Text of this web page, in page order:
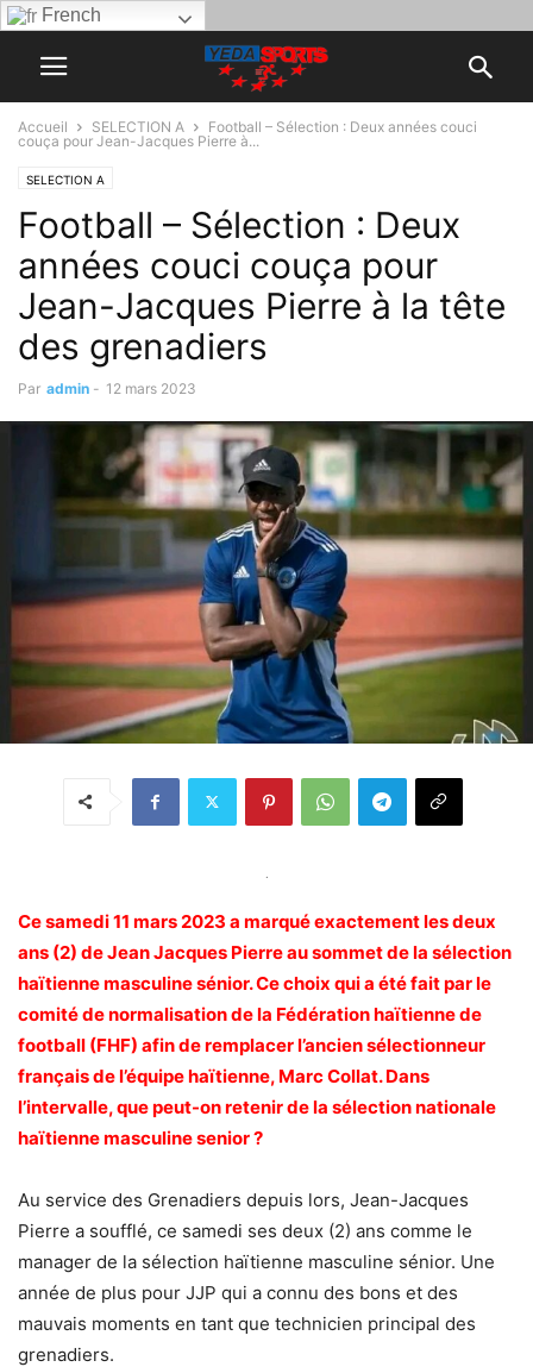
French
Accueil SELECTION A
Football – Sélection : Deux années couci
couça pour Jean-Jacques Pierre à...
SELECTION A
Football – Sélection : Deux
années couci couça pour
Jean-Jacques Pierre à la tête
des grenadiers
Par admin - 12 mars 2023
Ce samedi 11 mars 2023 a marqué exactement les deux
ans (2) de Jean Jacques Pierre au sommet de la sélection
haïtienne masculine sénior. Ce choix qui a été fait par le
comité de normalisation de la Fédération haïtienne de
football (FHF) afin de remplacer l’ancien sélectionneur
français de l’équipe haïtienne, Marc Collat. Dans
l’intervalle, que peut-on retenir de la sélection nationale
haïtienne masculine senior ?
Au service des Grenadiers depuis lors, Jean-Jacques
Pierre a soufflé, ce samedi ses deux (2) ans comme le
manager de la sélection haïtienne masculine sénior. Une
année de plus pour JJP qui a connu des bons et des
mauvais moments en tant que technicien principal des
grenadiers.